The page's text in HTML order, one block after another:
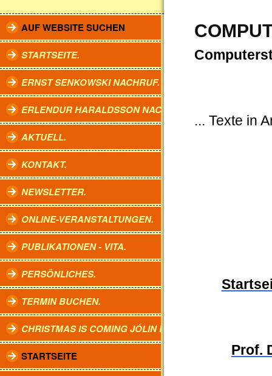
AUF WEBSITE SUCHEN
STARTSEITE.
ERNST SENKOWSKI NACHRUF.
ERLENDUR HARALDSSON NACHRUF.
AKTUELL.
KONTAKT.
NEWSLETTER.
ONLINE-VERANSTALTUNGEN.
PUBLIKATIONEN - VITA.
PERSÖNLICHES.
TERMIN BUCHEN.
CHRISTMAS IS COMING JÓLIN KOMA.
STARTSEITE
... Texte in
Prof.